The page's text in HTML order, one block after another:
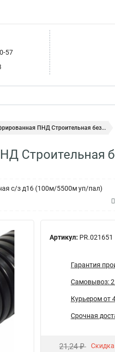
57
ПНД Строительная без...
Строительная
с/з д16 (100м/5500м уп/пал)
Артикул: PR.021651
Гарантия
Самовывоз: 2
Курьером от
Срочная
21,24 ₽ Скидка